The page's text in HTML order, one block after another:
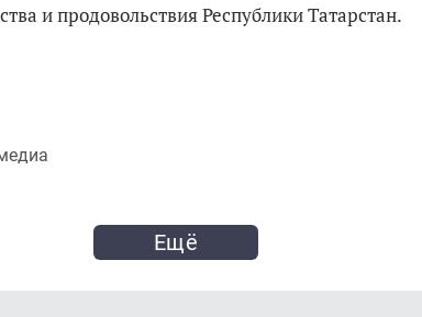
и продовольствия Республики Татарстан.
Ещё